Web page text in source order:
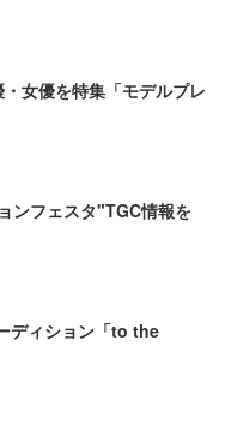
女優を特集「モデルプレ
ンフェスタ"TGC情報を
ディション「to the